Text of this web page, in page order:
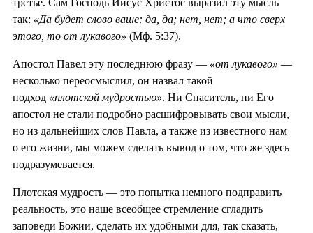
так: «Да будет слово ваше: да, да; нет, нет; а что сверх
этого, то от лукавого» (Мф. 5:37).
Апостол Павел эту последнюю фразу — «от лукавого» —
несколько переосмыслил, он назвал такой
подход «плотской мудростью». Ни Спаситель, ни Его
апостол не стали подробно расшифровывать свои мысли,
но из дальнейших слов Павла, а также из известного нам
о его жизни, мы можем сделать вывод о том, что же здесь
подразумевается.
Плотская мудрость — это попытка немного подправить
реальность, это наше всеобщее стремление сгладить
заповеди Божии, сделать их удобными для, так сказать,